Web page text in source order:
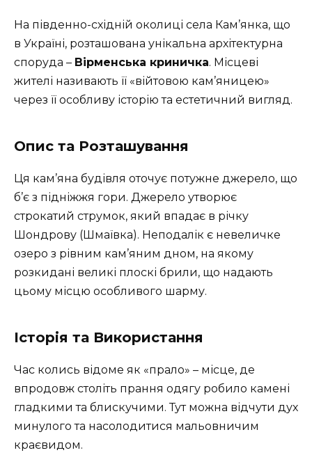
На південно-східній околиці села Кам’янка, що
в Україні, розташована унікальна архітектурна
споруда – Вірменська криничка. Місцеві
жителі називають її «війтовою кам’яницею»
через її особливу історію та естетичний вигляд.
Опис та Розташування
Ця кам’яна будівля оточує потужне джерело, що
б’є з підніжжя гори. Джерело утворює
строкатий струмок, який впадає в річку
Шондрову (Шмаївка). Неподалік є невеличке
озеро з рівним кам’яним дном, на якому
розкидані великі плоскі брили, що надають
цьому місцю особливого шарму.
Історія та Використання
Час колись відоме як «прало» – місце, де
впродовж століть прання одягу робило камені
гладкими та блискучими. Тут можна відчути дух
минулого та насолодитися мальовничим
краєвидом.